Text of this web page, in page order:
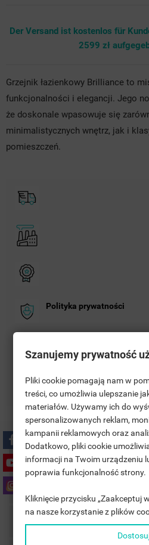
Der Versand ist kostenlos für
2599 zł
Grzejnik łazienkowy Brilliance to
funkcjonalności i elegancji. Jego
że doskonale wpasowuje się
minimalistycznych wnętrz, jak i
pomieszczeń.
Polityka prywatności
Zasady zwrotu
MOJE LISTY ŻYCZEŃ
((TITLE))
((LABEL))
((CANCELTEXT))
ANMELDEN
SIE MÜSSEN ANGEMELDET
WUNSCHLISTE HINZUFÜGEN ZU
((CANCELTEXT))
Szanujemy prywatność
Pliki cookie pomagają nam w
treści, co umożliwia ulepszanie
materiałów. Używamy ich do
spersonalizowanych reklam,
kampanii reklamowych oraz
Dodatkowo, pliki cookie
informacji na Twoim urządzeniu
poprawia funkcjonalność strony.
Kliknięcie przycisku „Zaakceptuj
na nasze korzystanie z plików